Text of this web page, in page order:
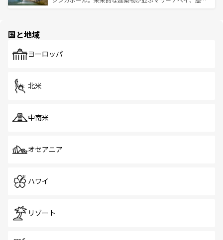
で、ホーカーズは地元の風情を楽しめる外せないスポット
国と地域
ヨーロッパ
北米
中南米
オセアニア
ハワイ
リゾート